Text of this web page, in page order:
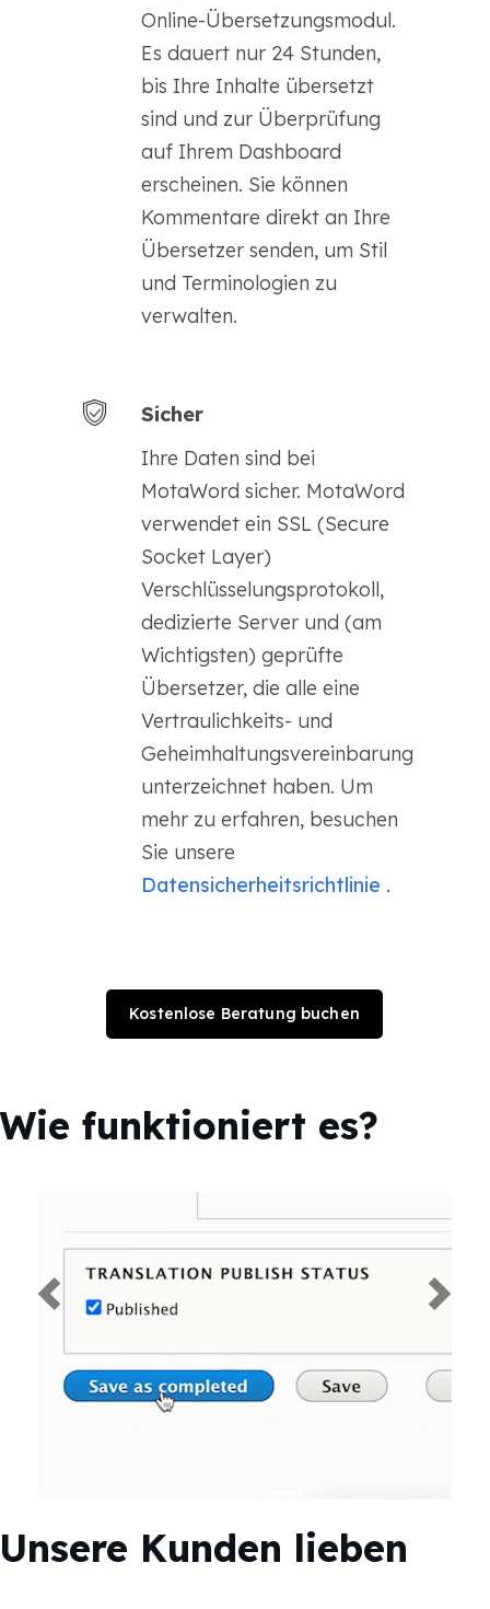
Online-Übersetzungsmodul.
Es dauert nur 24 Stunden,
bis Ihre Inhalte übersetzt
sind und zur Überprüfung
auf Ihrem Dashboard
erscheinen. Sie können
Kommentare direkt an Ihre
Übersetzer senden, um Stil
und Terminologien zu
verwalten.
Sicher
Ihre Daten sind bei
MotaWord sicher. MotaWord
verwendet ein SSL (Secure
Socket Layer)
Verschlüsselungsprotokoll,
dedizierte Server und (am
Wichtigsten) geprüfte
Übersetzer, die alle eine
Vertraulichkeits- und
Geheimhaltungsvereinbarung
unterzeichnet haben. Um
mehr zu erfahren, besuchen
Sie unsere
Datensicherheitsrichtlinie .
Kostenlose Beratung buchen
Wie funktioniert es?
Previous Next
Unsere Kunden lieben